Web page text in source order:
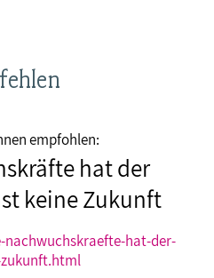
empfohlen:
hat der
keine Zukunft
hat-der-